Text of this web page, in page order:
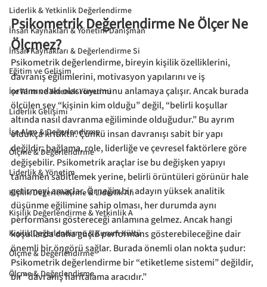
Liderlik & Yetkinlik Değerlendirme
İnsan Kaynakları & Yönetim Danışman
İnsan Kaynakları & Değerlendirme Si
Eğitim ve Gelişim
İşe Alım ve Yetenek Yönetimi
Liderlik Gelişimi
İşe Alım & Değerlendirme
Ölçme & Değerlendirme
Liderlik & Yönetim
Kişilik Değerlendirme & Liderlik An
Kişilik Değerlendirme & Yetkinlik A
Kişilik Değerlendirme & Kurum Kültü
Ölçme & Değerlendirme
Ölçme & Değerlendirme
Psikometrik Değerlendirme Ne Ölçer Ne
Ölçmez?
Psikometrik değerlendirme, bireyin kişilik özelliklerini,
davranış eğilimlerini, motivasyon yapılarını ve iş
ortamındaki olası uyumunu anlamaya çalışır. Ancak burada
ölçülen şey “kişinin kim olduğu” değil, “belirli koşullar
altında nasıl davranma eğiliminde olduğudur.” Bu ayrım
oldukça kritiktir. Çünkü insan davranışı sabit bir yapı
değildir; bağlama, role, liderliğe ve çevresel faktörlere göre
değişebilir. Psikometrik araçlar ise bu değişken yapıyı
tamamen sabitlemek yerine, belirli örüntüleri görünür hale
getirmeyi amaçlar. Örneğin bir adayın yüksek analitik
düşünme eğilimine sahip olması, her durumda aynı
performansı göstereceği anlamına gelmez. Ancak hangi
koşullarda daha güçlü performans gösterebileceğine dair
önemli bir öngörü sağlar. Burada önemli olan nokta şudur:
Psikometrik değerlendirme bir “etiketleme sistemi” değildir,
bir “davranış haritalama aracıdır.”